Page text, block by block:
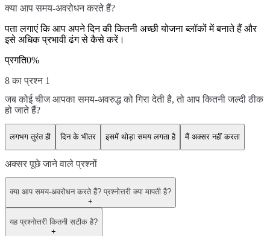
क्या आप समय-अवरोधन करते हैं?
पता लगाएं कि आप अपने दिन की कितनी अच्छी योजना ब्लॉकों में बनाते हैं और
इसे अधिक प्रभावी ढंग से कैसे करें।
प्रगति0%
8 का प्रश्न 1
जब कोई चीज आपका समय-अवरुद्ध को गिरा देती है, तो आप कितनी जल्दी ठीक
हो जाते हैं?
लगभग तुरंत ही दिन के भीतर इसमें थोड़ा समय लगता है मैं अक्सर नहीं करता
अक्सर पूछे जाने वाले प्रश्नों
क्या आप समय-अवरोधन करते हैं? प्रश्नोत्तरी क्या मापती है?
+
यह प्रश्नोत्तरी कितनी सटीक है?
+